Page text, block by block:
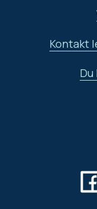
Kontakt
Du